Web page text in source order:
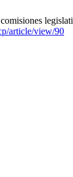
article/view/90